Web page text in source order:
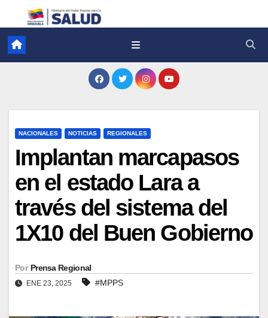
NACIONALES NOTICIAS REGIONALES
Implantan marcapasos
en el estado Lara a
través del sistema del
1X10 del Buen Gobierno
Por Prensa Regional
ENE 23, 2025 #MPPS